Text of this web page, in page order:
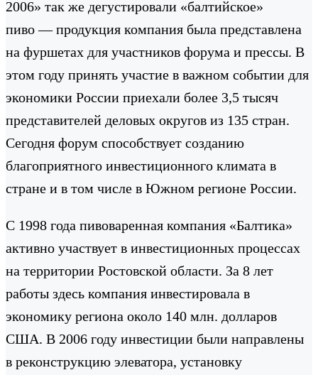
2006» так же дегустировали «балтийское»
пиво — продукция компания была представлена
на фуршетах для участников форума и прессы. В
этом году принять участие в важном событии для
экономики России приехали более 3,5 тысяч
представителей деловых округов из 135 стран.
Сегодня форум способствует созданию
благоприятного инвестиционного климата в
стране и в том числе в Южном регионе России.
С 1998 года пивоваренная компания «Балтика»
активно участвует в инвестиционных процессах
на территории Ростовской области. За 8 лет
работы здесь компания инвестировала в
экономику региона около 140 млн. долларов
США. В 2006 году инвестиции были направлены
в реконструкцию элеватора, установку